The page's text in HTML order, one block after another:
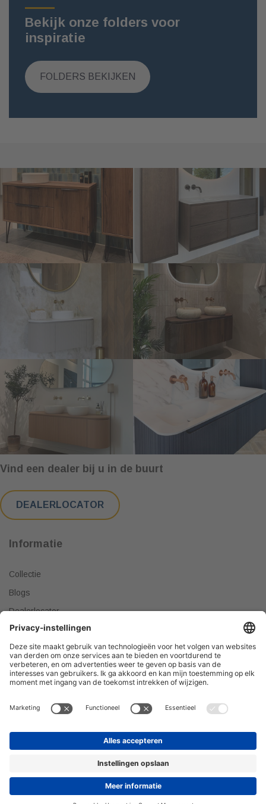
Bekijk onze folders voor
inspiratie
FOLDERS BEKIJKEN
Vind een dealer bij u in de buurt
DEALERLOCATOR
Informatie
Collectie
Blogs
Dealerlocator
Dealer worden
Meest gestelde vragen
Tips & Tricks